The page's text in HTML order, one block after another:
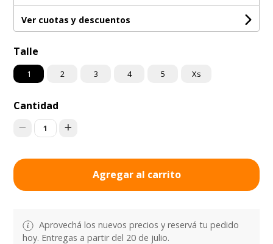
Ver cuotas y descuentos
Talle
1 2 3 4 5 Xs
Cantidad
1
Agregar al carrito
Aprovechá los nuevos precios y reservá tu pedido
hoy. Entregas a partir del 20 de julio.